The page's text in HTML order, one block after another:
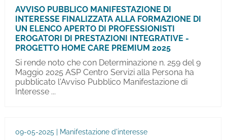
AVVISO PUBBLICO MANIFESTAZIONE DI
INTERESSE FINALIZZATA ALLA FORMAZIONE DI
UN ELENCO APERTO DI PROFESSIONISTI
EROGATORI DI PRESTAZIONI INTEGRATIVE -
PROGETTO HOME CARE PREMIUM 2025
Si rende noto che con Determinazione n. 259 del 9
Maggio 2025 ASP Centro Servizi alla Persona ha
pubblicato l'Avviso Pubblico Manifestazione di
Interesse ...
09-05-2025 | Manifestazione d'interesse